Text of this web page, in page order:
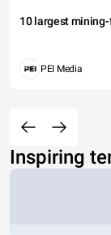
10 largest
PEI Media
Inspiring